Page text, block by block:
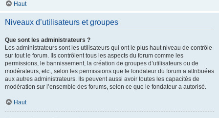
Haut
Niveaux d’utilisateurs et groupes
Que sont les administrateurs ?
Les administrateurs sont les utilisateurs qui ont le plus haut niveau de contrôle
sur tout le forum. Ils contrôlent tous les aspects du forum comme les
permissions, le bannissement, la création de groupes d’utilisateurs ou de
modérateurs, etc., selon les permissions que le fondateur du forum a attribuées
aux autres administrateurs. Ils peuvent aussi avoir toutes les capacités de
modération sur l’ensemble des forums, selon ce que le fondateur a autorisé.
Haut